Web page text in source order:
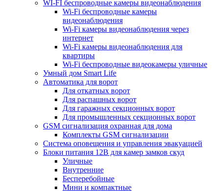
WI-FI беспроводные камеры видеонаблюдения
Wi-Fi беспроводные камеры
видеонаблюдения
Wi-Fi камеры видеонаблюдения через
интернет
Wi-Fi камеры видеонаблюдения для
квартиры
Wi-Fi беспроводные видеокамеры уличные
Умный дом Smart Life
Автоматика для ворот
Для откатных ворот
Для распашных ворот
Для гаражных секционных ворот
Для промышленных секционных ворот
GSM сигнализация охранная для дома
Комплекты GSM сигнализации
Cистема оповещения и управления эвакуацией
Блоки питания 12В для камер замков скуд
Уличные
Внутренние
Бесперебойные
Мини и компактные